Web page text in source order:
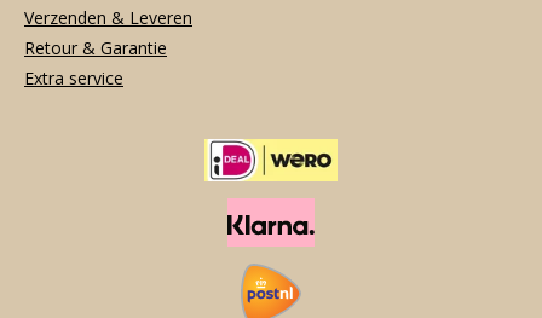
Verzenden & Leveren
Retour & Garantie
Extra service